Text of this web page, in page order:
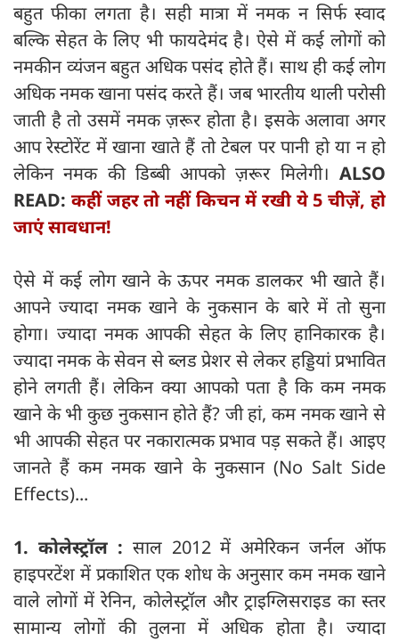
बहुत फीका लगता है। सही मात्रा में नमक न सिर्फ स्वाद
बल्कि सेहत के लिए भी फायदेमंद है। ऐसे में कई लोगों को
नमकीन व्यंजन बहुत अधिक पसंद होते हैं। साथ ही कई लोग
अधिक नमक खाना पसंद करते हैं। जब भारतीय थाली परोसी
जाती है तो उसमें नमक ज़रूर होता है। इसके अलावा अगर
आप रेस्टोरेंट में खाना खाते हैं तो टेबल पर पानी हो या न हो
लेकिन नमक की डिब्बी आपको ज़रूर मिलेगी। ALSO
READ: कहीं जहर तो नहीं किचन में रखी ये 5 चीज़ें, हो
जाएं सावधान!
ऐसे में कई लोग खाने के ऊपर नमक डालकर भी खाते हैं।
आपने ज्यादा नमक खाने के नुकसान के बारे में तो सुना
होगा। ज्यादा नमक आपकी सेहत के लिए हानिकारक है।
ज्यादा नमक के सेवन से ब्लड प्रेशर से लेकर हड्डियां प्रभावित
होने लगती हैं। लेकिन क्या आपको पता है कि कम नमक
खाने के भी कुछ नुकसान होते हैं? जी हां, कम नमक खाने से
भी आपकी सेहत पर नकारात्मक प्रभाव पड़ सकते हैं। आइए
जानते हैं कम नमक खाने के नुकसान (No Salt Side
Effects)...
1. कोलेस्ट्रॉल : साल 2012 में अमेरिकन जर्नल ऑफ
हाइपरटेंश में प्रकाशित एक शोध के अनुसार कम नमक खाने
वाले लोगों में रेनिन, कोलेस्ट्रॉल और ट्राइग्लिसराइड का स्तर
सामान्य लोगों की तुलना में अधिक होता है। ज्यादा